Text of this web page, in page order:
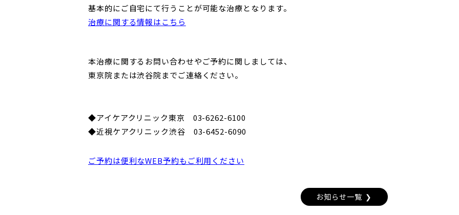
基本的にご自宅にて行うことが可能な治療となります。
治療に関する情報はこちら
本治療に関するお問い合わせやご予約に関しましては、
東京院または渋谷院までご連絡ください。
◆アイケアクリニック東京 03-6262-6100
◆近視ケアクリニック渋谷 03-6452-6090
ご予約は便利なWEB予約もご利用ください
お知らせ一覧